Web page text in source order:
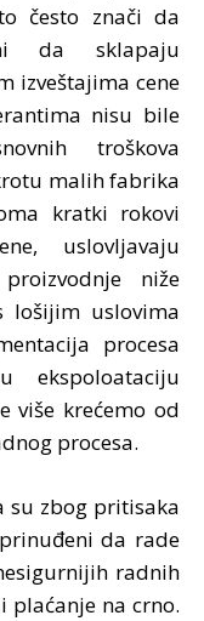
često znači da
da sklapaju
izveštajima cene
nisu bile
troškova
malih fabrika
kratki rokovi
uslovljavaju
niže
lošijim uslovima
procesa
ekspoloataciju
više krećemo od
procesa.
su zbog pritisaka
da rade
radnih
plaćanje na crno.